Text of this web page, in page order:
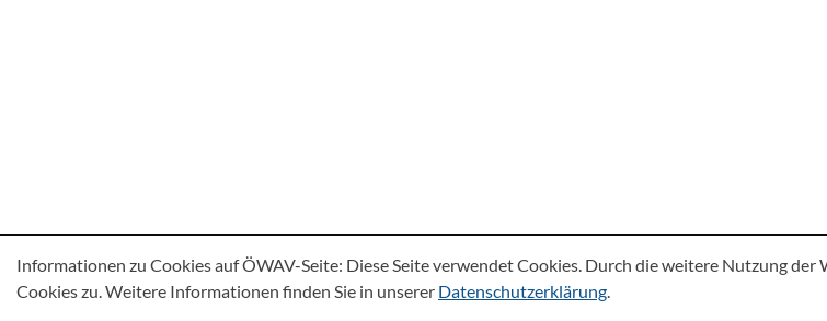
Informationen zu Cookies auf ÖWAV-Seite: Diese Seite verwendet Cookies. Durch die weitere Nutzung der
Cookies zu. Weitere Informationen finden Sie in unserer Datenschutzerklärung.